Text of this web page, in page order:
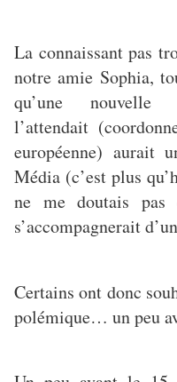
La connaissant pas
notre amie Sophia,
qu’une nouvelle
l’attendait
européenne)
Média (c’est plus
ne me doutais
s’accompagnerait
Certains ont donc
polémique… un peu